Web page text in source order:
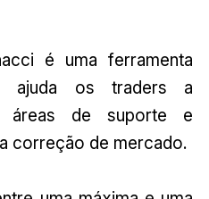
é uma ferramenta
ajuda os traders a
áreas de suporte e
correção de mercado.